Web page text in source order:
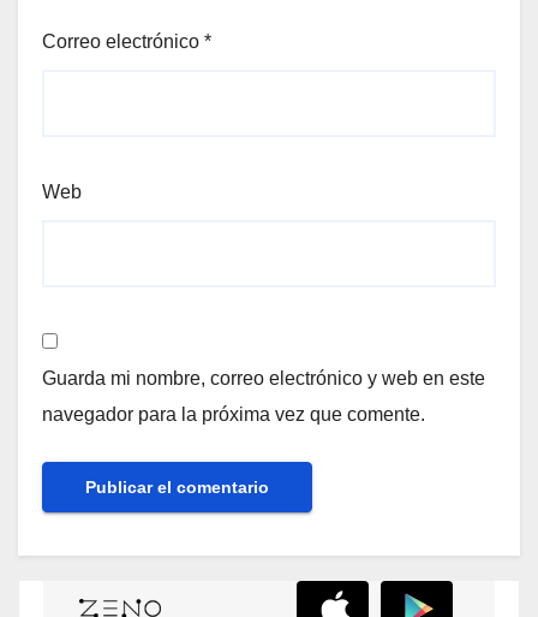
Correo electrónico *
Web
Guarda mi nombre, correo electrónico y web en este
navegador para la próxima vez que comente.